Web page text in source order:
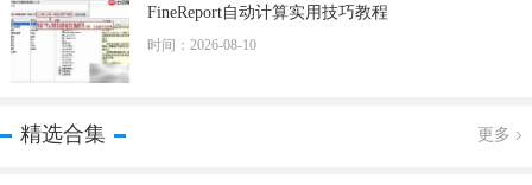
FineReport自动计算实用技巧教程
时间：2026-08-10
精选合集 更多